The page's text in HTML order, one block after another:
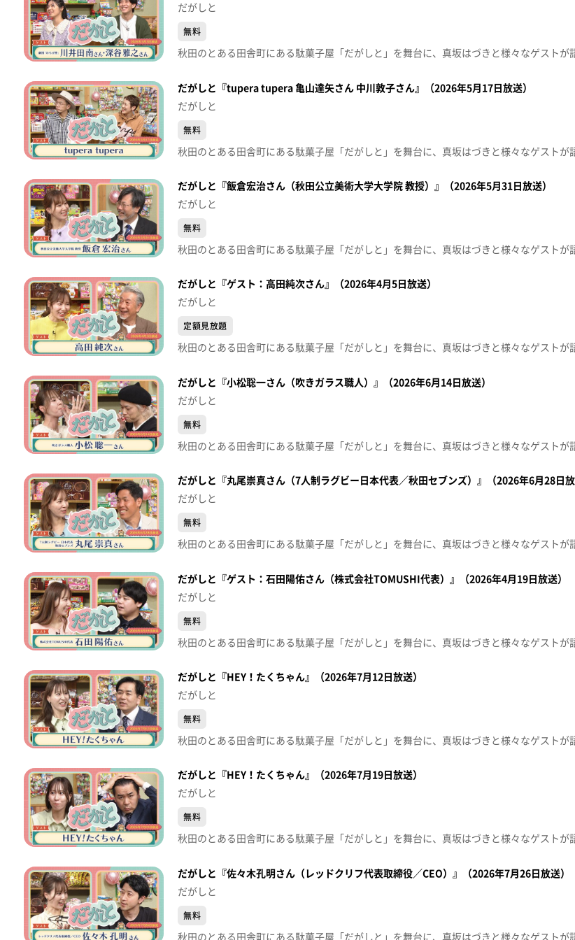
だがしと
無料
だがしと『tupera tupera 亀山達矢さん 中川敦子さん』（2026年5月17日放送）
だがしと
無料
だがしと『飯倉宏治さん（秋田公立美術大学大学院 教授）』（2026年5月31日放送）
だがしと
無料
だがしと『ゲスト：高田純次さん』（2026年4月5日放送）
だがしと
定額見放題
だがしと『小松聡一さん（吹きガラス職人）』（2026年6月14日放送）
だがしと
無料
だがしと『丸尾崇真さん（7人制ラグビー日本代表／秋田セブンズ）』（2026年6月28日放
だがしと
無料
だがしと『ゲスト：石田陽佑さん（株式会社TOMUSHI代表）』（2026年4月19日放送）
だがしと
無料
だがしと『HEY！たくちゃん』（2026年7月12日放送）
だがしと
無料
だがしと『HEY！たくちゃん』（2026年7月19日放送）
だがしと
無料
だがしと『佐々木孔明さん（レッドクリフ代表取締役／CEO）』（2026年7月26日放送）
だがしと
無料